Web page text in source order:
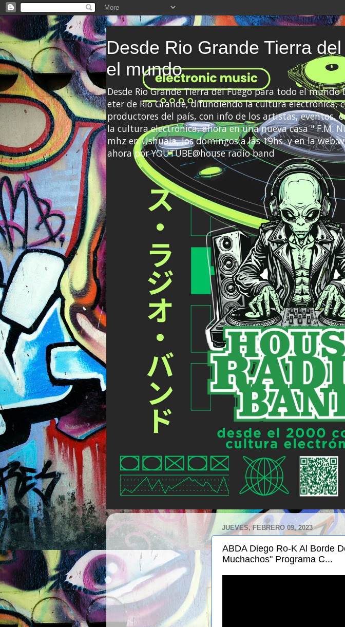
Desde Rio Grande Tierra
el mundo
Desde Rio Grande Tierra del Fuego para todo el mundo
eter de Río Grande, difundiendo la cultura electrónica,
productores del país, con info de los artistas, eventos,
la cultura electrónica, ahora en una nueva casa " F.M.
mhz en Ushuaia, los domingos a las 19hs. y en la
ahora por YOUTUBE@house radio band
JUEVES, FEBRERO 09, 2023
ABDA Diego Ro-K Al Borde
Muchachos" Programa C...